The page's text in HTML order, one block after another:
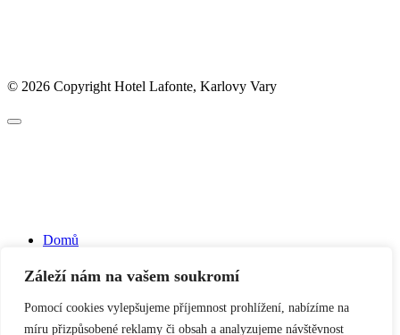
Záleží nám na vašem soukromí
Pomocí cookies vylepšujeme příjemnost prohlížení, nabízíme na
míru přizpůsobené reklamy či obsah a analyzujeme návštěvnost
© 2026 Copyright Hotel Lafonte, Karlovy Vary
Domů
Hotel
Ubytování
Restaurace